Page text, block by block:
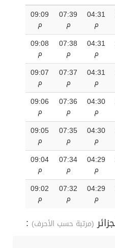
04:31
م
07:39
م
09:09
م
04:31
م
07:38
م
09:08
م
04:31
م
07:37
م
09:07
م
04:30
م
07:36
م
09:06
م
04:30
م
07:35
م
09:05
م
04:29
م
07:34
م
09:04
م
04:29
م
07:32
م
09:02
م
(مرتبة حسب الأحرف) :